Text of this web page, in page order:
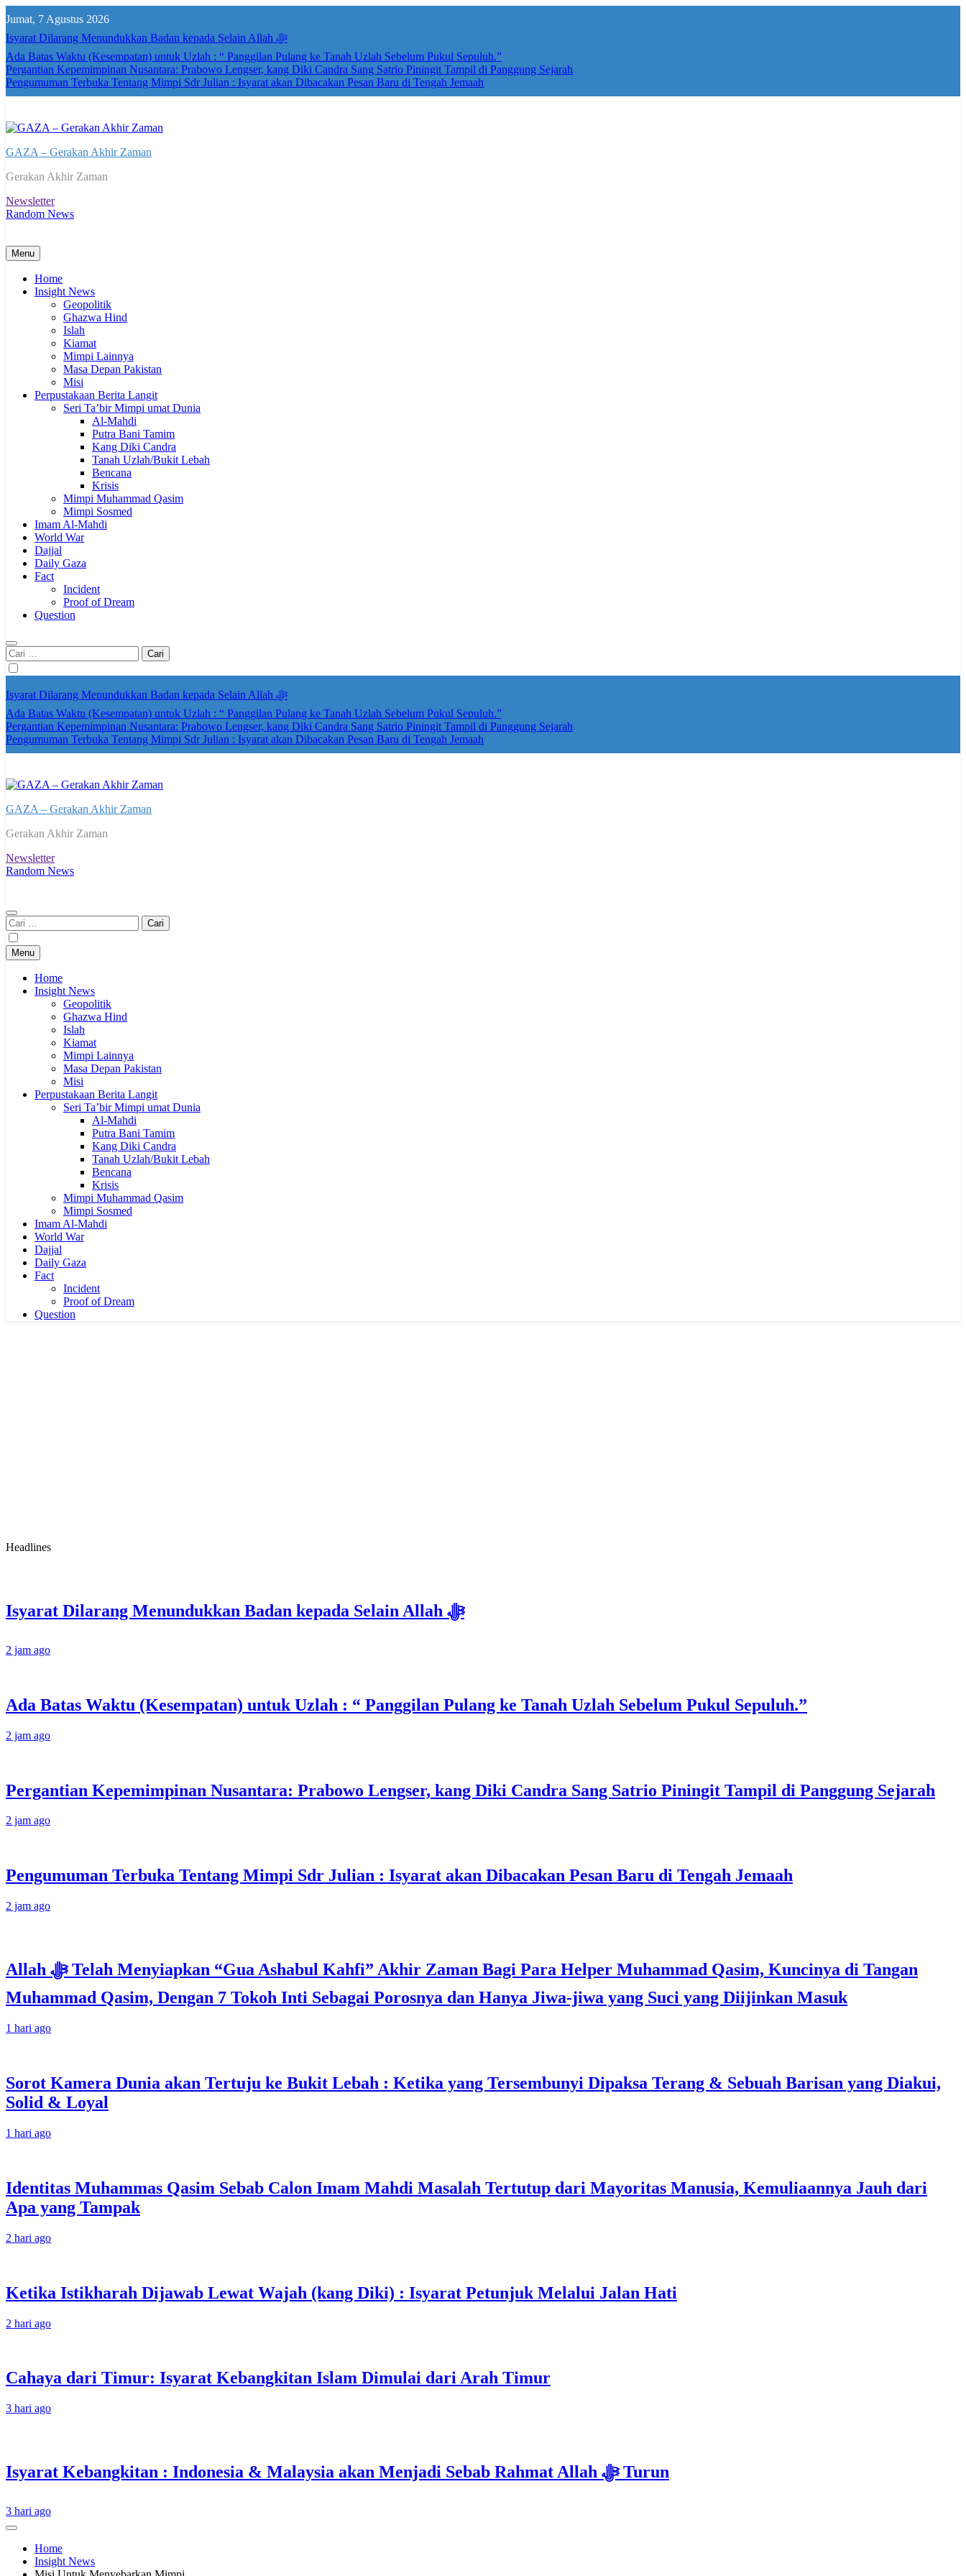
to
content
Jumat, 7 Agustus 2026
Isyarat Dilarang Menundukkan Badan kepada Selain Allah ﷻ
Ada Batas Waktu (Kesempatan) untuk Uzlah : “ Panggilan Pulang ke Tanah Uzlah Sebelum Pukul Sepuluh.”
Pergantian Kepemimpinan Nusantara: Prabowo Lengser, kang Diki Candra Sang Satrio Piningit Tampil di Panggung Sejarah
Pengumuman Terbuka Tentang Mimpi Sdr Julian : Isyarat akan Dibacakan Pesan Baru di Tengah Jemaah
GAZA – Gerakan Akhir Zaman
Gerakan Akhir Zaman
Newsletter
Random News
Menu
Home
Insight News
Geopolitik
Ghazwa Hind
Islah
Kiamat
Mimpi Lainnya
Masa Depan Pakistan
Misi
Perpustakaan Berita Langit
Seri Ta’bir Mimpi umat Dunia
Al-Mahdi
Putra Bani Tamim
Kang Diki Candra
Tanah Uzlah/Bukit Lebah
Bencana
Krisis
Mimpi Muhammad Qasim
Mimpi Sosmed
Imam Al-Mahdi
World War
Dajjal
Daily Gaza
Fact
Incident
Proof of Dream
Question
Cari
untuk:
Isyarat Dilarang Menundukkan Badan kepada Selain Allah ﷻ
Ada Batas Waktu (Kesempatan) untuk Uzlah : “ Panggilan Pulang ke Tanah Uzlah Sebelum Pukul Sepuluh.”
Pergantian Kepemimpinan Nusantara: Prabowo Lengser, kang Diki Candra Sang Satrio Piningit Tampil di Panggung Sejarah
Pengumuman Terbuka Tentang Mimpi Sdr Julian : Isyarat akan Dibacakan Pesan Baru di Tengah Jemaah
GAZA – Gerakan Akhir Zaman
Gerakan Akhir Zaman
Newsletter
Random News
Cari
untuk:
Menu
Home
Insight News
Geopolitik
Ghazwa Hind
Islah
Kiamat
Mimpi Lainnya
Masa Depan Pakistan
Misi
Perpustakaan Berita Langit
Seri Ta’bir Mimpi umat Dunia
Al-Mahdi
Putra Bani Tamim
Kang Diki Candra
Tanah Uzlah/Bukit Lebah
Bencana
Krisis
Mimpi Muhammad Qasim
Mimpi Sosmed
Imam Al-Mahdi
World War
Dajjal
Daily Gaza
Fact
Incident
Proof of Dream
Question
Headlines
Isyarat Dilarang Menundukkan Badan kepada Selain Allah ﷻ
2 jam ago
Ada Batas Waktu (Kesempatan) untuk Uzlah : “ Panggilan Pulang ke Tanah Uzlah Sebelum Pukul Sepuluh.”
2 jam ago
Pergantian Kepemimpinan Nusantara: Prabowo Lengser, kang Diki Candra Sang Satrio Piningit Tampil di Panggung Sejarah
2 jam ago
Pengumuman Terbuka Tentang Mimpi Sdr Julian : Isyarat akan Dibacakan Pesan Baru di Tengah Jemaah
2 jam ago
Allah ﷻ Telah Menyiapkan “Gua Ashabul Kahfi” Akhir Zaman Bagi Para Helper Muhammad Qasim, Kuncinya di Tangan
Muhammad Qasim, Dengan 7 Tokoh Inti Sebagai Porosnya dan Hanya Jiwa-jiwa yang Suci yang Diijinkan Masuk
1 hari ago
Sorot Kamera Dunia akan Tertuju ke Bukit Lebah : Ketika yang Tersembunyi Dipaksa Terang & Sebuah Barisan yang Diakui,
Solid & Loyal
1 hari ago
Identitas Muhammas Qasim Sebab Calon Imam Mahdi Masalah Tertutup dari Mayoritas Manusia, Kemuliaannya Jauh dari
Apa yang Tampak
2 hari ago
Ketika Istikharah Dijawab Lewat Wajah (kang Diki) : Isyarat Petunjuk Melalui Jalan Hati
2 hari ago
Cahaya dari Timur: Isyarat Kebangkitan Islam Dimulai dari Arah Timur
3 hari ago
Isyarat Kebangkitan : Indonesia & Malaysia akan Menjadi Sebab Rahmat Allah ﷻ Turun
3 hari ago
Home
Insight News